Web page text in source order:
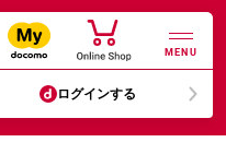
MENU
ログインする